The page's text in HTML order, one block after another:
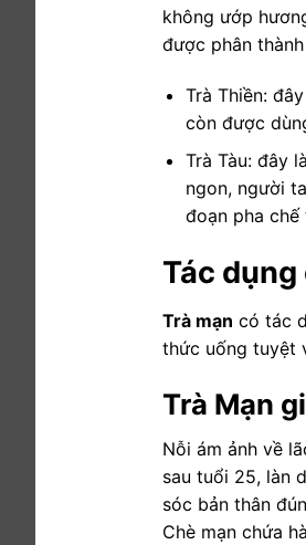
không ướp
được phân
Trà Thiền:
còn được
Trà Tàu: đây
ngon, người
đoạn pha chế
Tác
Trà mạn có tác
thức uống tuyệt
Trà Mạn
Nỗi ám ảnh về
sau tuổi 25, làn
sóc bản thân
Chè mạn chứa